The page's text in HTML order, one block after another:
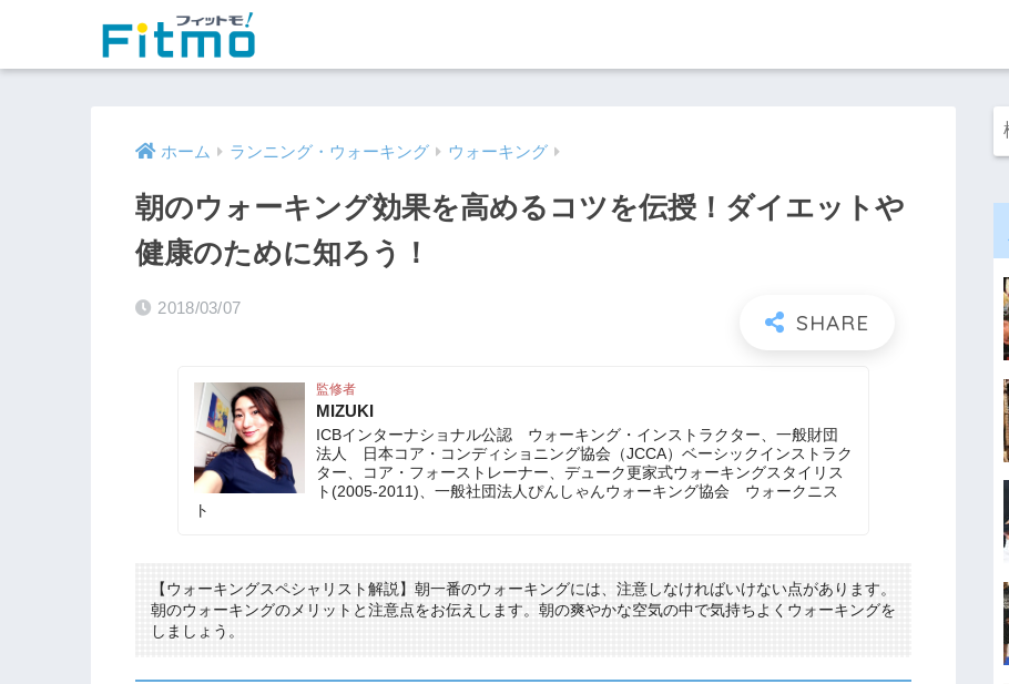
ホーム ランニング・ウォーキング ウォーキング
朝のウォーキング効果を高めるコツを伝授！ダイエットや
健康のために知ろう！
2018/03/07
監修者
MIZUKI
ICBインターナショナル公認 ウォーキング・インストラクター、一般財団
法人 日本コア・コンディショニング協会（JCCA）ベーシックインストラク
ター、コア・フォーストレーナー、デューク更家式ウォーキングスタイリス
ト(2005-2011)、一般社団法人ぴんしゃんウォーキング協会 ウォークニス
ト
【ウォーキングスペシャリスト解説】朝一番のウォーキングには、注意しなければいけない点があります。
朝のウォーキングのメリットと注意点をお伝えします。朝の爽やかな空気の中で気持ちよくウォーキングを
しましょう。